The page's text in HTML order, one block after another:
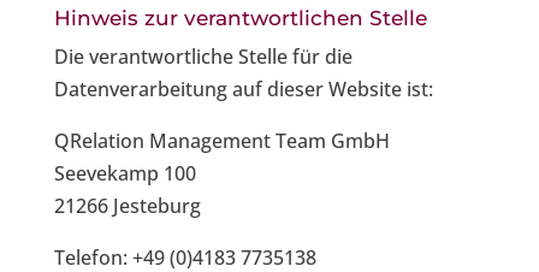
Hinweis zur verantwortlichen Stelle
Die verantwortliche Stelle für die
Datenverarbeitung auf dieser Website ist:
QRelation Management Team GmbH
Seevekamp 100
21266 Jesteburg
Telefon: +49 (0)4183 7735138